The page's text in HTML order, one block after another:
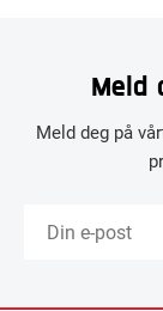
Meld
Meld deg på